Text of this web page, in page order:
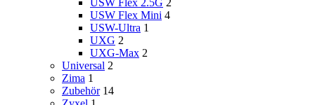
USW Flex 2.5G 2
USW Flex Mini 4
USW-Ultra 1
UXG 2
UXG-Max 2
Universal 2
Zima 1
Zubehör 14